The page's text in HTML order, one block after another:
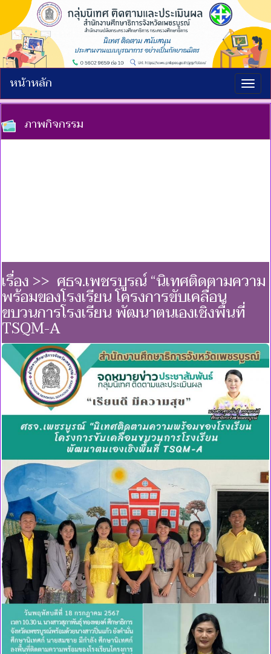
หน้าหลัก
ภาพกิจกรรม
เรื่อง >> ศธจ.เพชรบูรณ์ “นิเทศติดตามความ
พร้อมของโรงเรียน โครงการขับเคลื่อน
ขบวนการโรงเรียน พัฒนาตนเองเชิงพื้นที่
TSQM-A